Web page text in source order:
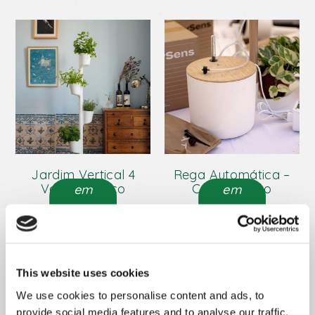
This website uses cookies
We use cookies to personalise content and ads, to
provide social media features and to analyse our traffic.
Jardim Vertical 4
Vasos Branco
em
breve
Rega Automática –
Conj. Branco
em
breve